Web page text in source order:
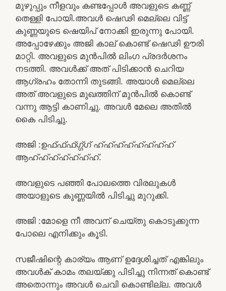
മുഴുപ്പും നീളവും കണ്ടപ്പോൾ അവളുടെ കണ്ണ്
തെള്ളി പോയി.അവൾ ഷെഢി മെല്ലെ വിട്ട്
കുണ്ണയുടെ ഷെയിപ് നോക്കി ഇരുന്നു പോയി.
അപ്പോഴേക്കും അജി കാല് കൊണ്ട് ഷെഢി ഊരി
മാറ്റി. അവളുടെ മുൻപിൽ ലിംഗ പ്രദർശനം
നടത്തി. അവൾക്ക് അത് പിടിക്കാൻ ചെറിയ
ആഗ്രഹം തോന്നി തുടങ്ങി. അയാൾ മെല്ലെ
അത് അവളുടെ മുഖത്തിന്‌ മുൻപിൽ കൊണ്ട്
വന്നു ആട്ടി കാണിച്ചു. അവൾ മേലെ അതിൽ
കൈ പിടിച്ചു.
അജി :ഉഫ്ഫ്ഫ്ഗ്ഗ്ഗ് ഹ്ഹ്ഹ്ഹ്ഹ്ഹ്ഹ്ഹ്
ആഹ്ഹ്ഹ്ഹ്ഹ്ഹ്ഹ്.
അവളുടെ പഞ്ഞി പോലത്തെ വിരലുകൾ
അയാളുടെ കുണ്ണയിൽ പിടിച്ചു മുറുക്കി.
അജി :മോളെ നീ അവന് ചെയ്തു കൊടുക്കുന്ന
പോലെ എനിക്കും കൂടി.
സജീഷിന്റെ കാര്യം ആണ് ഉദ്ദേശിച്ചത് എങ്കിലും
അവൾക് കാമം തലയ്ക്കു പിടിച്ചു നിന്നത് കൊണ്ട്
അതൊന്നും അവൾ ചെവി കൊണ്ടില്ല. അവൾ